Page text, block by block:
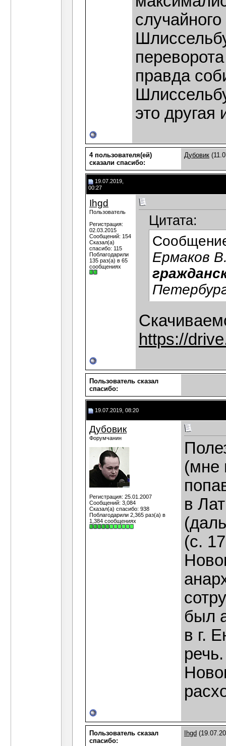
правда
это другая
4 пользователя(ей)
сказали cпасибо:
Дубовик
19.07.2019,
00:27
Ihgd
Пользователь
Регистрация:
02.03.2015
Сообщений: 154
Сказал(а)
спасибо: 115
Поблагодарили
135 раз(а) в 65
сообщениях
Цитата:
Ермаков
https://
Пользователь сказал
cпасибо:
19.07.2019, 08:20
Дубовик
Форумчанин
Регистрация: 25.01.2007
Сообщений: 3,084
Сказал(а) спасибо: 938
Поблагодарили 2,365 раз(а) в
1,384 сообщениях
(мне
в
(с.
был
в г.
Пользователь сказал
cпасибо:
Ihgd